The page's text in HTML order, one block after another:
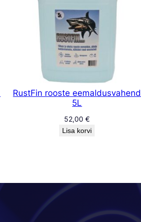
RustFin rooste eemaldusvahend
5L
52,00€
Lisa korvi